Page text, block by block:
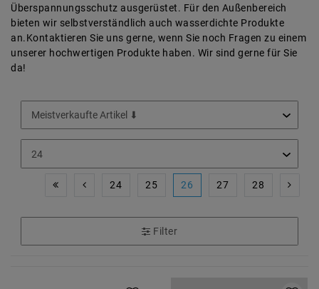
Überspannungsschutz ausgerüstet. Für den Außenbereich
bieten wir selbstverständlich auch wasserdichte Produkte
an.Kontaktieren Sie uns gerne, wenn Sie noch Fragen zu einem
unserer hochwertigen Produkte haben. Wir sind gerne für Sie
da!
24 25 26 27 28
Filter